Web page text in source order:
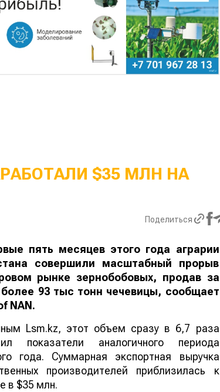
$35 МЛН НА
Поделиться
пять месяцев этого года аграрии
совершили масштабный прорыв
рынке зернобобовых, продав за
93 тыс тонн чечевицы, сообщает
NAN .
Lsm.kz, этот объем сразу в 6,7 раза
показатели аналогичного периода
года. Суммарная экспортная выручка
производителей приблизилась к
в $35 млн.